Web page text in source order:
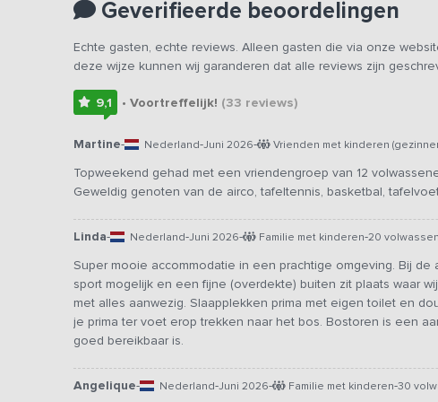
Geverifieerde beoordelingen
Echte gasten, echte reviews. Alleen gasten die via onze
deze wijze kunnen wij garanderen dat alle reviews zijn
9,1 • Voortreffelijk! (33 reviews)
Martine- Nederland-Juni 2026- Vrienden met kinderen
Topweekend gehad met een vriendengroep van 12
Geweldig genoten van de airco, tafeltennis, basketbal,
Linda- Nederland-Juni 2026- Familie met kinderen-20
Super mooie accommodatie in een prachtige omgeving. Bij de
sport mogelijk en een fijne (overdekte) buiten zit plaats waar
met alles aanwezig. Slaapplekken prima met eigen toilet en
je prima ter voet erop trekken naar het bos. Bostoren is een
goed bereikbaar is.
Angelique- Nederland-Juni 2026- Familie met kinderen-30